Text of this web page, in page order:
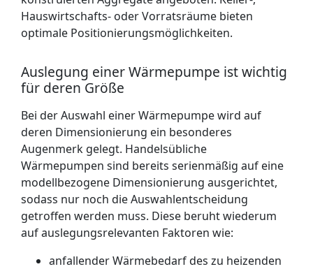
Hauswirtschafts- oder Vorratsräume bieten
optimale Positionierungsmöglichkeiten.
Auslegung einer Wärmepumpe ist wichtig
für deren Größe
Bei der Auswahl einer Wärmepumpe wird auf
deren Dimensionierung ein besonderes
Augenmerk gelegt. Handelsübliche
Wärmepumpen sind bereits serienmäßig auf eine
modellbezogene Dimensionierung ausgerichtet,
sodass nur noch die Auswahlentscheidung
getroffen werden muss. Diese beruht wiederum
auf auslegungsrelevanten Faktoren wie:
anfallender Wärmebedarf des zu heizenden